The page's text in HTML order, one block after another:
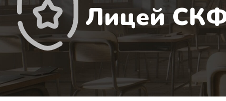
Лицей